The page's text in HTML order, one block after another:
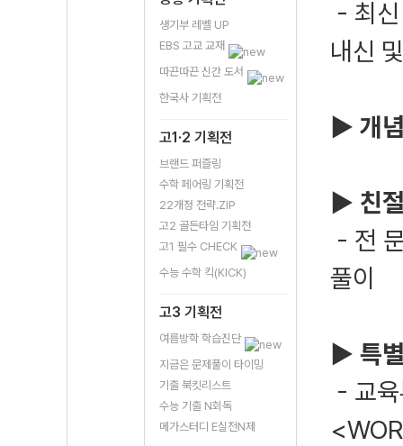
생기부 레벨 UP
EBS 고교 교재
따끈따끈 신간 도서
한국사 기획전
고1·2 기획전
브랜드 퍼즐링
수학 페어링 기획전
22개정 전략.ZIP
고2 골든타임 기획전
고1 필수 CHECK
수능 수학 킥(KICK)
고3 기획전
여름방학 학습진단
지금은 문제풀이 타이밍
기출 북킷리스트
수능 기출 N회독
메가스터디 E실전N제
- 최
내신
▶ 개
▶ 친
- 전
풀이
▶ 특
- 교